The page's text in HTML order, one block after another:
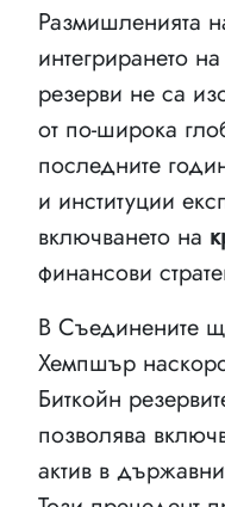
Размишленията
интегрирането
резерви не са
от по-широка
последните
и институции
включването на
финансови
В Съединените
Хемпшър
Биткойн
позволява
актив в